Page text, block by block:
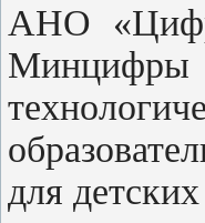
АНО
для